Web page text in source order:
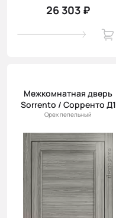
26 303 ₽
Межкомнатная дверь
Sorrento / Сорренто Д1
Орех пепельный